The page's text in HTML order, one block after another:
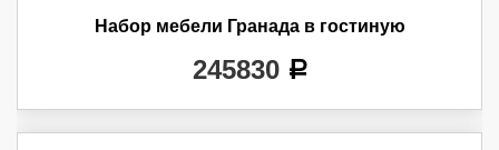
Набор мебели Гранада в гостиную
245830 a